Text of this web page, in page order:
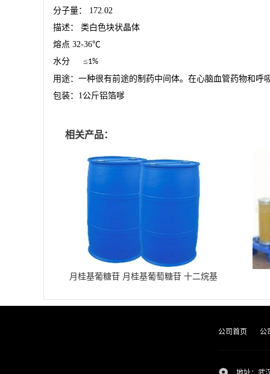
分子量：
172.02
描述：
类白色块状晶体
熔点 32-36℃
水分
≤1%
用途：一种很有前途的制药中间体。在心脑血管药物和呼
包装： 1公斤铝箔嗲
相关产品：
月桂基葡糖苷 月桂基葡萄糖苷 十二烷基
公司首页 公